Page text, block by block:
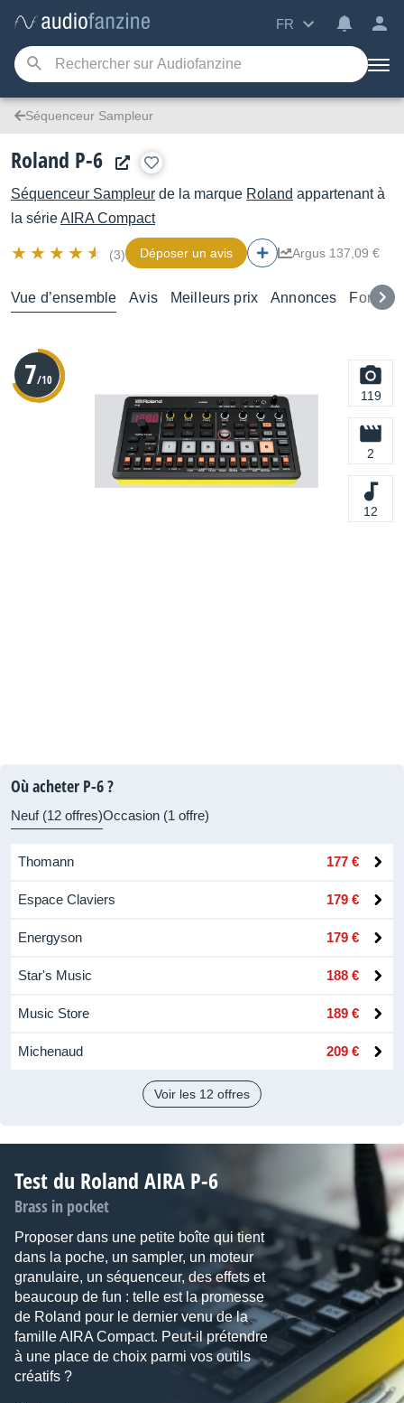
FR
Séquenceur Sampleur
Roland P-6
Séquenceur Sampleur de la marque Roland appartenant à
la sérieAIRA Compact
(3) Déposer un avis Argus 137,09 €
Vue d’ensemble Avis Meilleurs prix Annonces Forums
7/10
119
2
12
Où acheter P-6 ?
Neuf (12 offres)Occasion (1 offre)
Thomann 177 €
Espace Claviers 179 €
Energyson 179 €
Star's Music 188 €
Music Store 189 €
Michenaud 209 €
Voir les 12 offres
Test du Roland AIRA P-6
Brass in pocket
Proposer dans une petite boîte qui tient
dans la poche, un sampler, un moteur
granulaire, un séquenceur, des effets et
beaucoup de fun : telle est la promesse
de Roland pour le dernier venu de la
famille AIRA Compact. Peut-il prétendre
à une place de choix parmi vos outils
créatifs ?